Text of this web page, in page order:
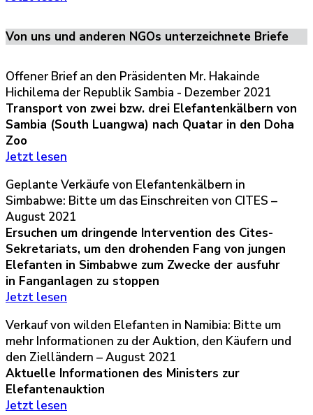
Von uns und anderen NGOs unterzeichnete Briefe
Offener Brief an den Präsidenten Mr. Hakainde
Hichilema der Republik Sambia - Dezember 2021
Transport von zwei bzw. drei Elefantenkälbern von
Sambia (South Luangwa) nach Quatar in den Doha
Zoo
Jetzt lesen
Geplante Verkäufe von Elefantenkälbern in
Simbabwe: Bitte um das Einschreiten von CITES –
August 2021
Ersuchen um dringende Intervention des Cites-
Sekretariats, um den drohenden Fang von jungen
Elefanten in Simbabwe zum Zwecke der ausfuhr
in Fanganlagen zu stoppen
Jetzt lesen
Verkauf von wilden Elefanten in Namibia: Bitte um
mehr Informationen zu der Auktion, den Käufern und
den Zielländern – August 2021
Aktuelle Informationen des Ministers zur
Elefantenauktion
Jetzt lesen